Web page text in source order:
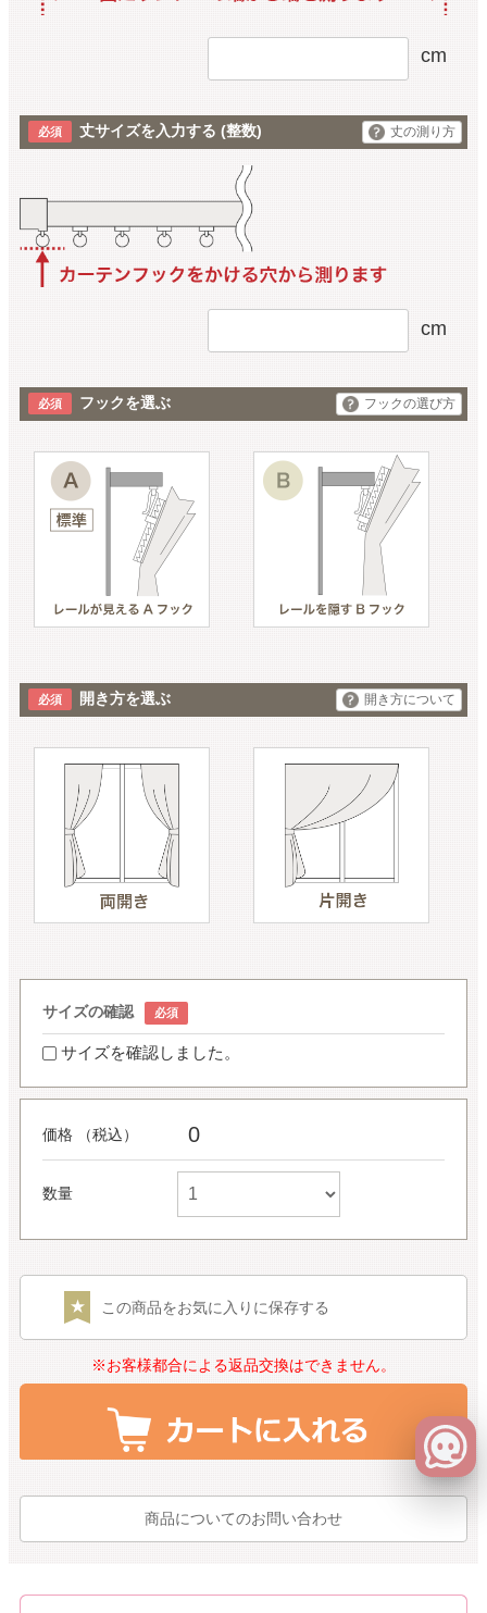
cm
丈サイズを入力する (整数) 丈の測り方
cm
フックを選ぶ フックの選び方
開き方を選ぶ 開き方について
サイズの確認
サイズを確認しました。
価格 （税込） 0
数量
この商品をお気に入りに保存する
※お客様都合による返品交換はできません。
商品についてのお問い合わせ